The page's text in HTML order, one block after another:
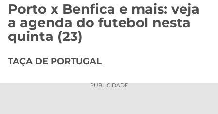
Porto x Benfica e mais: veja
a agenda do futebol nesta
quinta (23)
TAÇA DE PORTUGAL
PUBLICIDADE